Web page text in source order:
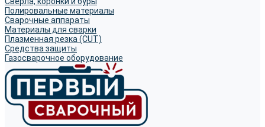
Полировальные материалы
Сварочные аппараты
Материалы для сварки
Плазменная резка (CUT)
Средства защиты
Газосварочное оборудование